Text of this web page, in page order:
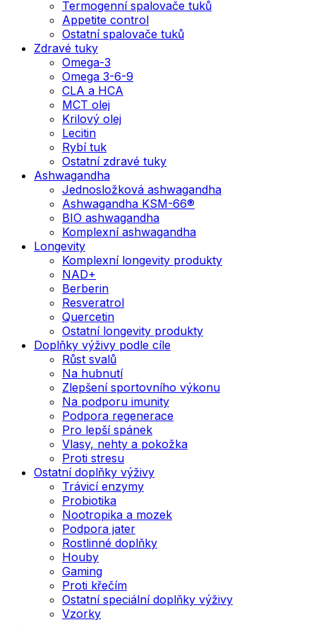
Termogenní spalovače tuků
Appetite control
Ostatní spalovače tuků
Zdravé tuky
Omega-3
Omega 3-6-9
CLA a HCA
MCT olej
Krilový olej
Lecitin
Rybí tuk
Ostatní zdravé tuky
Ashwagandha
Jednosložková ashwagandha
Ashwagandha KSM-66®
BIO ashwagandha
Komplexní ashwagandha
Longevity
Komplexní longevity produkty
NAD+
Berberin
Resveratrol
Quercetin
Ostatní longevity produkty
Doplňky výživy podle cíle
Růst svalů
Na hubnutí
Zlepšení sportovního výkonu
Na podporu imunity
Podpora regenerace
Pro lepší spánek
Vlasy, nehty a pokožka
Proti stresu
Ostatní doplňky výživy
Trávicí enzymy
Probiotika
Nootropika a mozek
Podpora jater
Rostlinné doplňky
Houby
Gaming
Proti křečím
Ostatní speciální doplňky výživy
Vzorky